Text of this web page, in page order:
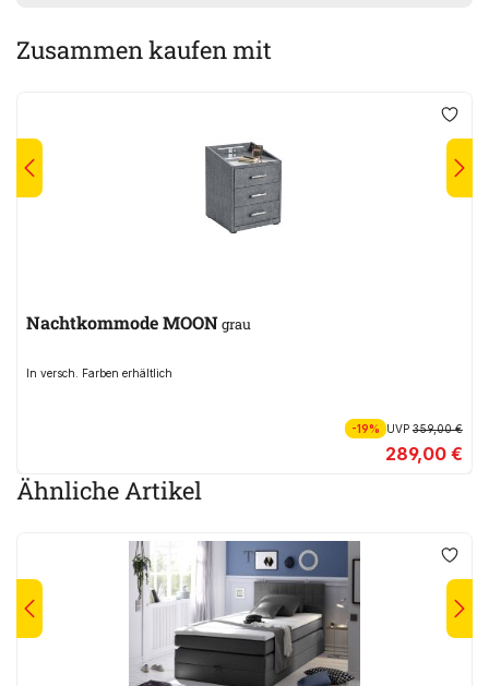
Zusammen kaufen mit
Nachtkommode MOONgrau
In versch. Farben erhältlich
-19% UVP359,00 €
289,00 €
Ähnliche Artikel